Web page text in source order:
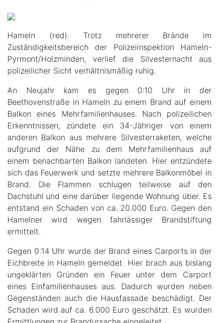
Hameln (red). Trotz mehrerer Brände im
Zuständigkeitsbereich der Polizeiinspektion Hameln-
Pyrmont/Holzminden, verlief die Silvesternacht aus
polizeilicher Sicht verhältnismäßig ruhig.
An Neujahr kam es gegen 0:10 Uhr in der
Beethovenstraße in Hameln zu einem Brand auf einem
Balkon eines Mehrfamilienhauses. Nach polizeilichen
Erkenntnissen, zündete ein 34-Jähriger von einem
anderen Balkon aus mehrere Silvesterraketen, welche
aufgrund der Nähe zu dem Mehrfamilienhaus auf
einem benachbarten Balkon landeten. Hier entzündete
sich das Feuerwerk und setzte mehrere Balkonmöbel in
Brand. Die Flammen schlugen teilweise auf den
Dachstuhl und eine darüber liegende Wohnung über. Es
entstand ein Schaden von ca. 20.000 Euro. Gegen den
Hamelner wird wegen fahrlässiger Brandstiftung
ermittelt.
Gegen 0:14 Uhr wurde der Brand eines Carports in der
Eichbreite in Hameln gemeldet. Hier brach aus bislang
ungeklärten Gründen ein Feuer unter dem Carport
eines Einfamilienhauses aus. Dadurch wurden neben
Gegenständen auch die Hausfassade beschädigt. Der
Schaden wird auf ca. 6.000 Euro geschätzt. Es wurden